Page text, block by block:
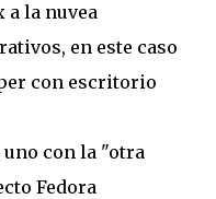
la nuvea
en este caso
con escritorio
con la "otra
Fedora